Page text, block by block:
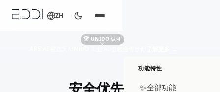
🏆 UNIDO 认可
ZH
功能特性
✨全部功能
安全优先架构